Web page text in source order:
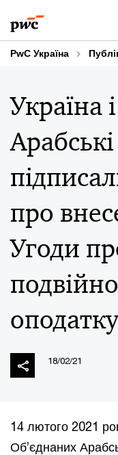
to
content
to
footer
PwC Україна
Україна
про
Угоди
18/02/21
14 лютого 2021
Об’єднаних